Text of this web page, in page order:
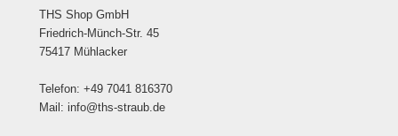
THS Shop GmbH
Friedrich-Münch-Str. 45
75417 Mühlacker
Telefon: +49 7041 816370
Mail: info@ths-straub.de